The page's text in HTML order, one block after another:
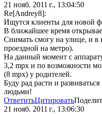
21 нояб. 2011 г., 13:04:50
Re[Andrey8]:
Ищутся клиенты для новой
В ближайшее время
Снимать смогу на улице, и в
проездной на метро).
На данный момент с
3,2 mpx и по возможности
(8 mpx) у родителей.
Буду рад расти и
людьми!
ОтветитьЦитировать
21 нояб. 2011 г., 13:06:30